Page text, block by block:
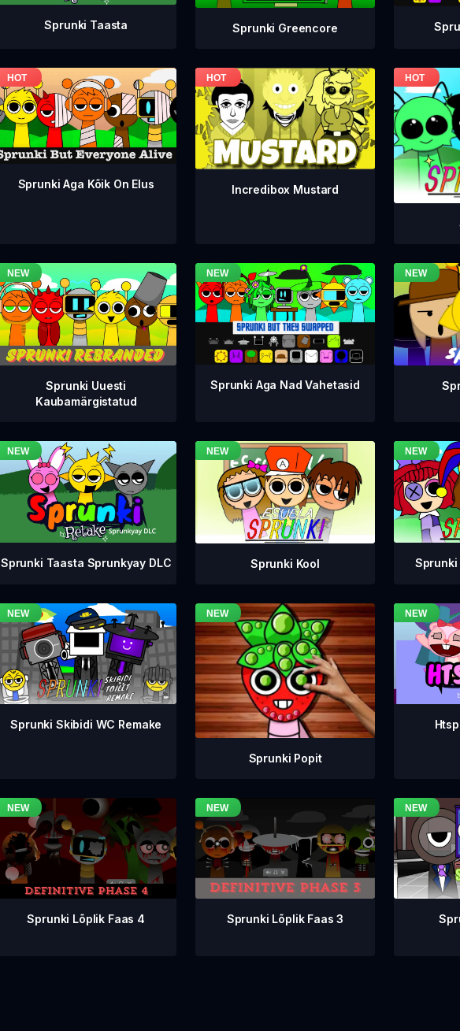
Sprunki Taasta Sprunki Greencore
Sprunki Aga Kõik On Elus Incredibox Mustard
Sprunki Uuesti
Kaubamärgistatud
Sprunki Aga Nad Vahetasid
Sprunki Taasta Sprunkyay DLC Sprunki Kool Sprunki
Sprunki Skibidi WC Remake
Sprunki Popit
Sprunki Lõplik Faas 4 Sprunki Lõplik Faas 3